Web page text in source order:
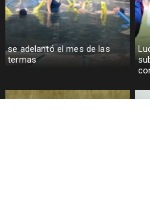
se adelantó el mes de las
termas